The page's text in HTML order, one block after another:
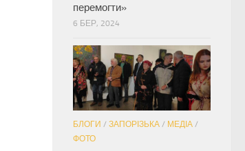
перемогти»
6 БЕР, 2024
БЛОГИ / ЗАПОРІЗЬКА / МЕДІА /
ФОТО